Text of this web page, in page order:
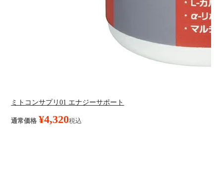
ミトコンサプリ01 エナジーサポート
通常価格 ¥4,320税込